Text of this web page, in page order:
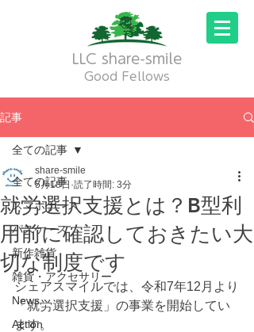
LLC share-smile
Good Fellows
記事
全ての記事
スマホケース
パスケース
新作雑貨
雑貨・アクセサリー
News
Action
全ての記事
就労選択支援とは？B型利
用前に確認しておきたい大
切な制度です
share-smile
5月18日 読了時間: 3分
シェアスマイルでは、令和7年12月より
「就労選択支援」の事業を開始してい
ます。